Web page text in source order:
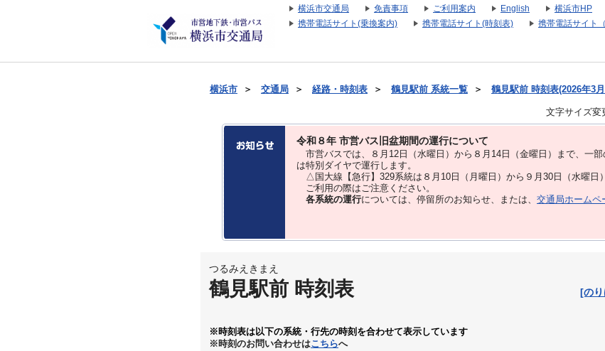
横浜市交通局 免責事項 ご利用案内 English 横浜市HP
携帯電話サイト(乗換案内)
携帯電話サイト(時刻表) 携帯電話サイト
横浜市 ＞ 交通局 ＞ 経路・時刻表 ＞ 鶴見駅前 系統一覧 ＞ 鶴見駅前 時刻表(2026年3
文字サイズ変
令和８年 市営バス旧盆期間の運行について
市営バスでは、８⽉12⽇（水曜日）から８⽉14⽇（金曜日）まで、⼀
は特別ダイヤで運⾏します。
△国大線【急行】329系統は８月10日（月曜日）から９月30日（水曜日
ご利用の際はご注意ください。
各系統の運行については、停留所のお知らせ、または、 交通局ホームペ
つるみえきまえ
鶴見駅前 時刻表 [の
※時刻表は以下の系統・行先の時刻を合わせて表示しています
※時刻のお問い合わせはこちらへ